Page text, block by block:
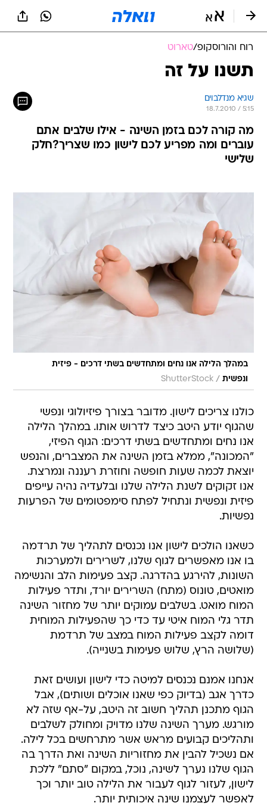
רוח והורוסקופ/טארוט
תשנו על זה
שגיא מנדלבוים
18.7.2010 / 5:15
מה קורה לכם בזמן השינה - אילו שלבים אתם
עוברים ומה מפריע לכם לישון כמו שצריך?חלק
שלישי
במהלך הלילה אנו נחים ומתחדשים בשתי דרכים - פיזית
ונפשית /
ShutterStock
כולנו צריכים לישון. מדובר בצורך פיזיולוגי ונפשי
שהגוף יודע היטב כיצד לדרוש אותו. במהלך הלילה
אנו נחים ומתחדשים בשתי דרכים: הגוף הפיזי,
"המכונה", ממלא בזמן השינה את המצברים, והנפש
יוצאת לכמה שעות חופשה וחוזרת רעננה ונמרצת.
אנו זקוקים לשנת הלילה שלנו ובלעדיה נהיה עייפים
פיזית ונפשית ונתחיל לפתח סימפטומים של הפרעות
נפשיות.
כשאנו הולכים לישון אנו נכנסים לתהליך של תרדמה
בו אנו מאפשרים לגוף שלנו, לשרירים ולמערכות
השונות, להירגע בהדרגה. קצב פעימות הלב והנשימה
מואטים, טונוס (מתח) השרירים יורד, ותדר פעילות
המוח מואט. בשלבים עמוקים יותר של מחזור השינה
תדר גלי המוח איטי עד כדי כך שהפעילות המוחית
דומה לקצב פעילות המוח במצב של תרדמת
(שלושה הרץ, שלוש פעימות בשנייה).
אנחנו אמנם נכנסים למיטה כדי לישון ועושים זאת
כדרך אגב (בדיוק כפי שאנו אוכלים ושותים), אבל
הגוף מתכנן תהליך חשוב זה היטב, על-אף שזה לא
מורגש. מערך השינה שלנו מדויק ומחולק לשלבים
ותהליכים קבועים מראש אשר מתרחשים בכל לילה.
אם נשכיל להבין את מחזוריות השינה ואת הדרך בה
הגוף שלנו נערך לשינה, נוכל, במקום "סתם" ללכת
לישון, לעזור לגוף לעבור את הלילה טוב יותר וכך
לאפשר לעצמנו שינה איכותית יותר.